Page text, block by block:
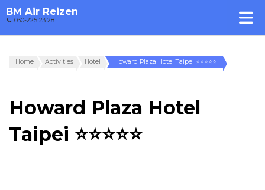
BM Air Reizen
📞 030-225 23 28
Home Activities Hotel Howard Plaza Hotel Taipei ⭐⭐⭐⭐⭐
Howard Plaza Hotel
Taipei ⭐⭐⭐⭐⭐